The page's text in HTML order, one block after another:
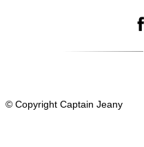
© Copyright Captain Jeany